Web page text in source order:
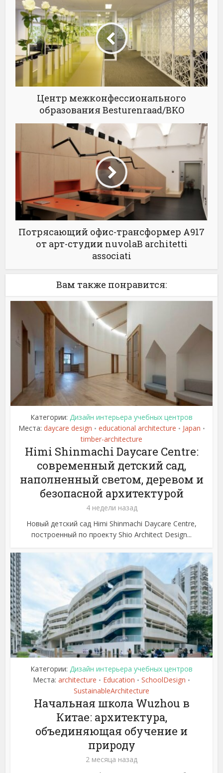
Центр межконфессионального
образования Besturenraad/BKO
Потрясающий офис-трансформер A917
от арт-студии nuvolaB architetti
associati
Вам также понравится:
Категории: Дизайн интерьера учебных центров
Места: daycare design • educational architecture • Japan •
timber-architecture
Himi Shinmachi Daycare Centre:
современный детский сад,
наполненный светом, деревом и
безопасной архитектурой
4 недели назад
Новый детский сад Himi Shinmachi Daycare Centre,
построенный по проекту Shio Architect Design...
Категории: Дизайн интерьера учебных центров
Места: architecture • Education • SchoolDesign •
SustainableArchitecture
Начальная школа Wuzhou в
Китае: архитектура,
объединяющая обучение и
природу
2 месяца назад